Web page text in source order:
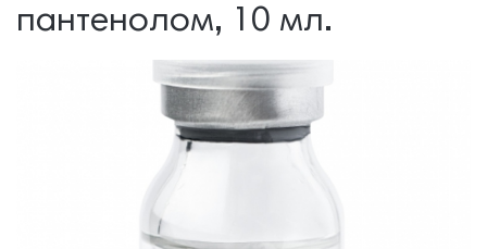
пантенолом, 10 мл.